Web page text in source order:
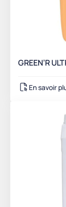
GREEN’R
En savoir